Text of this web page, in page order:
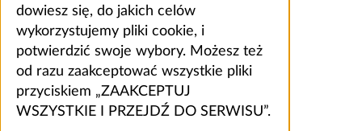
dowiesz się, do jakich celów
wykorzystujemy pliki cookie, i
potwierdzić swoje wybory. Możesz też
od razu zaakceptować wszystkie pliki
przyciskiem „ZAAKCEPTUJ
WSZYSTKIE I PRZEJDŹ DO SERWISU”.